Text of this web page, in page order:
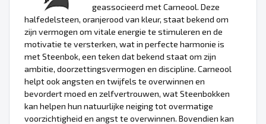
geassocieerd met Carneool. Deze
halfedelsteen, oranjerood van kleur, staat bekend om
zijn vermogen om vitale energie te stimuleren en de
motivatie te versterken, wat in perfecte harmonie is
met Steenbok, een teken dat bekend staat om zijn
ambitie, doorzettingsvermogen en discipline. Carneool
helpt ook angsten en twijfels te overwinnen en
bevordert moed en zelfvertrouwen, wat Steenbokken
kan helpen hun natuurlijke neiging tot overmatige
voorzichtigheid en angst te overwinnen. Bovendien kan